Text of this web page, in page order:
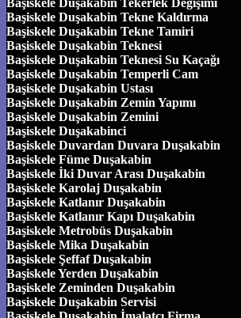
Başiskele Duşakabin Tekne Kaldırma
Başiskele Duşakabin Tekne Tamiri
Başiskele Duşakabin Teknesi
Başiskele Duşakabin Teknesi Su Kaçağı
Başiskele Duşakabin Temperli Cam
Başiskele Duşakabin Ustası
Başiskele Duşakabin Zemin Yapımı
Başiskele Duşakabin Zemini
Başiskele Duşakabinci
Başiskele Duvardan Duvara Duşakabin
Başiskele Füme Duşakabin
Başiskele İki Duvar Arası Duşakabin
Başiskele Karolaj Duşakabin
Başiskele Katlanır Duşakabin
Başiskele Katlanır Kapı Duşakabin
Başiskele Metrobüs Duşakabin
Başiskele Mika Duşakabin
Başiskele Şeffaf Duşakabin
Başiskele Yerden Duşakabin
Başiskele Zeminden Duşakabin
Başiskele Duşakabin Servisi